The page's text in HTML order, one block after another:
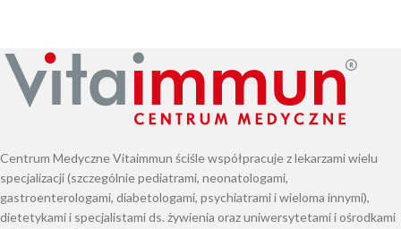
Centrum Medyczne Vitaimmun ściśle współpracuje z lekarzami wielu
specjalizacji (szczególnie pediatrami, neonatologami,
gastroenterologami, diabetologami, psychiatrami i wieloma innymi),
dietetykami i specjalistami ds. żywienia oraz uniwersytetami i ośrodkami